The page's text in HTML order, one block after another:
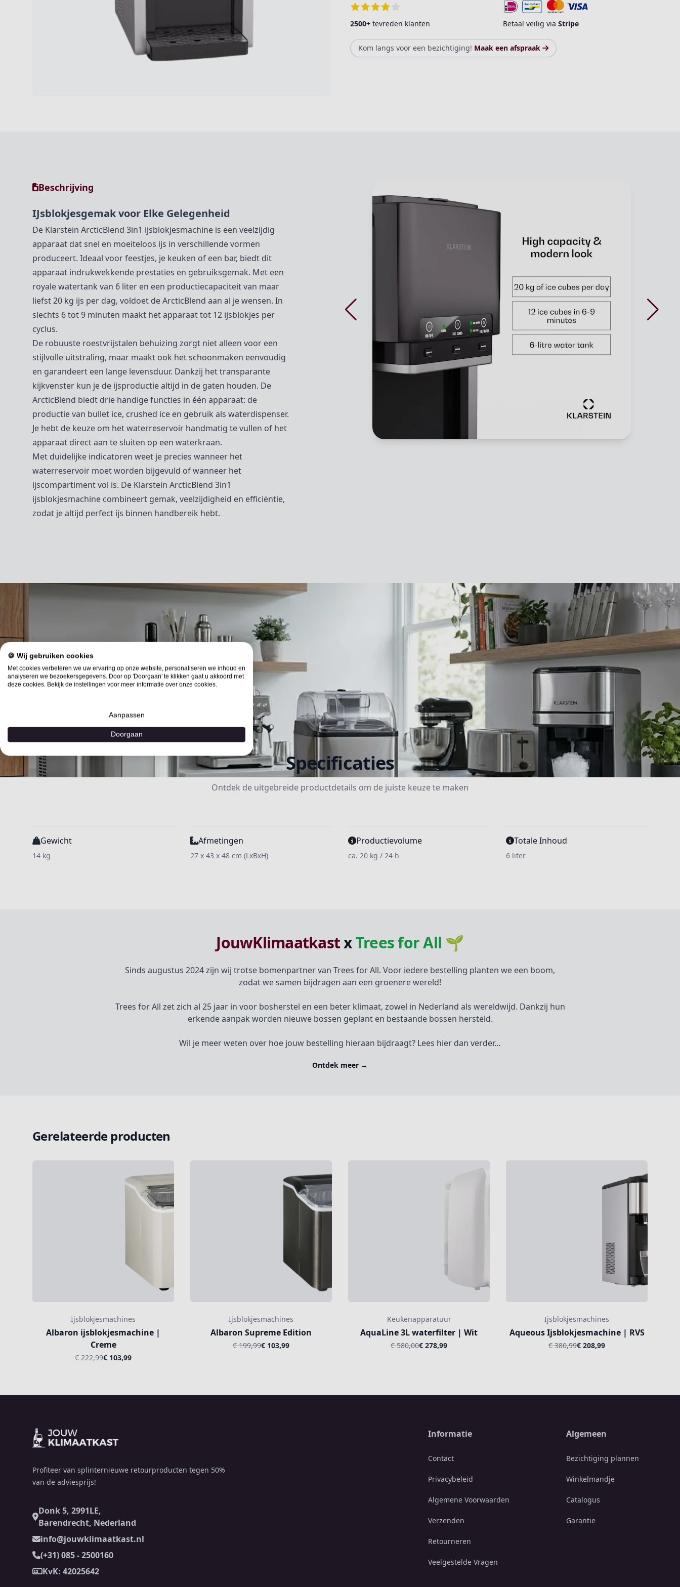
2500+ tevreden klanten Betaal veilig via Stripe
Kom langs voor een bezichtiging! Maak een afspraak
Beschrijving
IJsblokjesgemak voor Elke Gelegenheid
De Klarstein ArcticBlend 3in1 ijsblokjesmachine is een veelzijdig
apparaat dat snel en moeiteloos ijs in verschillende vormen
produceert. Ideaal voor feestjes, je keuken of een bar, biedt dit
apparaat indrukwekkende prestaties en gebruiksgemak. Met een
royale watertank van 6 liter en een productiecapaciteit van maar
liefst 20 kg ijs per dag, voldoet de ArcticBlend aan al je wensen. In
slechts 6 tot 9 minuten maakt het apparaat tot 12 ijsblokjes per
cyclus.
De robuuste roestvrijstalen behuizing zorgt niet alleen voor een
stijlvolle uitstraling, maar maakt ook het schoonmaken eenvoudig
en garandeert een lange levensduur. Dankzij het transparante
kijkvenster kun je de ijsproductie altijd in de gaten houden. De
ArcticBlend biedt drie handige functies in één apparaat: de
productie van bullet ice, crushed ice en gebruik als waterdispenser.
Je hebt de keuze om het waterreservoir handmatig te vullen of het
apparaat direct aan te sluiten op een waterkraan.
Met duidelijke indicatoren weet je precies wanneer het
waterreservoir moet worden bijgevuld of wanneer het
ijscompartiment vol is. De Klarstein ArcticBlend 3in1
ijsblokjesmachine combineert gemak, veelzijdigheid en efficiëntie,
zodat je altijd perfect ijs binnen handbereik hebt.
Specificaties
Ontdek de uitgebreide productdetails om de juiste keuze te maken
Gewicht
14 kg
Afmetingen
27 x 43 x 48 cm (LxBxH)
Productievolume
ca. 20 kg / 24 h
Totale Inhoud
6 liter
JouwKlimaatkastxTrees for All 🌱
Sinds augustus 2024 zijn wij trotse bomenpartner van Trees for All. Voor iedere bestelling planten we een boom,
zodat we samen bijdragen aan een groenere wereld!
Trees for All zet zich al 25 jaar in voor bosherstel en een beter klimaat, zowel in Nederland als wereldwijd. Dankzij hun
erkende aanpak worden nieuwe bossen geplant en bestaande bossen hersteld.
Wil je meer weten over hoe jouw bestelling hieraan bijdraagt? Lees hier dan verder…
Ontdek meer →
Gerelateerde producten
Ijsblokjesmachines
Albaron ijsblokjesmachine |
Creme
€ 222,99€ 103,99
Ijsblokjesmachines
Albaron Supreme Edition
€ 199,99€ 103,99
Keukenapparatuur
AquaLine 3L waterfilter | Wit
€ 580,00€ 278,99
Ijsblokjesmachines
Aqueous Ijsblokjesmachine | RVS
€ 380,99€ 208,99
Profiteer van splinternieuwe retourproducten tegen 50%
van de adviesprijs!
Donk 5, 2991LE,
Barendrecht, Nederland
info@jouwklimaatkast.nl
(+31) 085 - 2500160
KvK: 42025642
Informatie
Contact
Privacybeleid
Algemene Voorwaarden
Verzenden
Retourneren
Veelgestelde Vragen
Algemeen
Bezichtiging plannen
Winkelmandje
Catalogus
Garantie
🍪 Wij gebruiken cookies
Met cookies verbeteren we uw ervaring op onze website, personaliseren we inhoud en
analyseren we bezoekersgegevens. Door op 'Doorgaan' te klikken gaat u akkoord met
deze cookies. Bekijk de instellingen voor meer informatie over onze cookies.
Aanpassen
Doorgaan